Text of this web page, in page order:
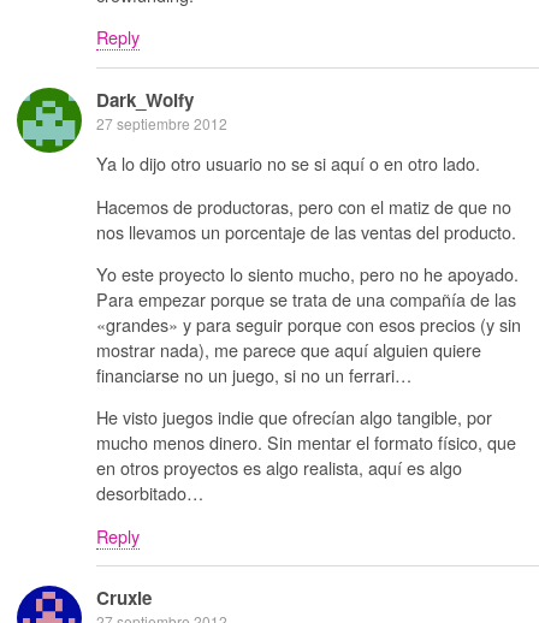
Reply
Dark_Wolfy
27 septiembre 2012
Ya lo dijo otro usuario no se si aquí o en otro lado.
Hacemos de productoras, pero con el matiz de que no
nos llevamos un porcentaje de las ventas del producto.
Yo este proyecto lo siento mucho, pero no he apoyado.
Para empezar porque se trata de una compañía de las
«grandes» y para seguir porque con esos precios (y sin
mostrar nada), me parece que aquí alguien quiere
financiarse no un juego, si no un ferrari…
He visto juegos indie que ofrecían algo tangible, por
mucho menos dinero. Sin mentar el formato físico, que
en otros proyectos es algo realista, aquí es algo
desorbitado…
Reply
Cruxie